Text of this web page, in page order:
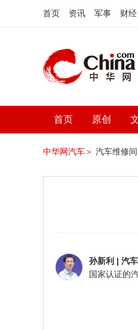
首页 资讯 军事 财经
首页 原创
中华网汽车＞ 汽车维修
孙新利 | 汽